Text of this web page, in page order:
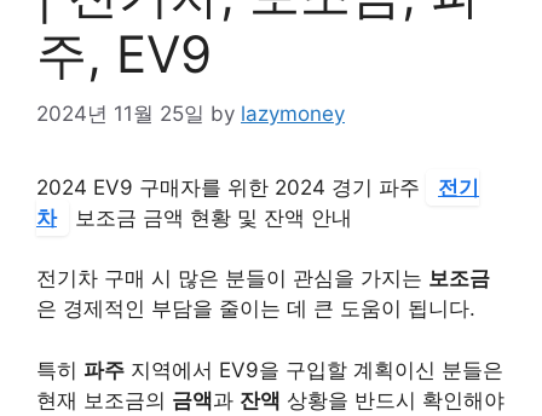
주, EV9
2024년 11월 25일 by lazymoney
2024 EV9 구매자를 위한 2024 경기 파주
전기
차
보조금 금액 현황 및 잔액 안내
전기차 구매 시 많은 분들이 관심을 가지는 보조금
은 경제적인 부담을 줄이는 데 큰 도움이 됩니다.
특히 파주 지역에서 EV9을 구입할 계획이신 분들은
현재 보조금의 금액과 잔액 상황을 반드시 확인해야